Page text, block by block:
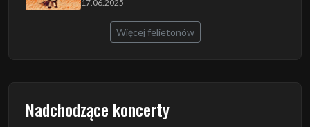
17.06.2025
Więcej felietonów
Nadchodzące koncerty